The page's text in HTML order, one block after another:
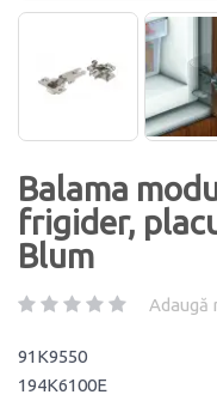
Balama
frigider,
Blum
Adaugă
91K9550
194K6100E